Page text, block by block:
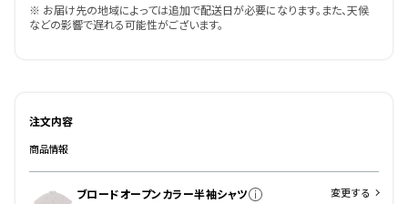
※ お届け先の地域によっては追加で配送日が必要になります。また、天候
などの影響で遅れる可能性がございます。
注文内容
商品情報
ブロードオープンカラー半袖シャツ 変更する